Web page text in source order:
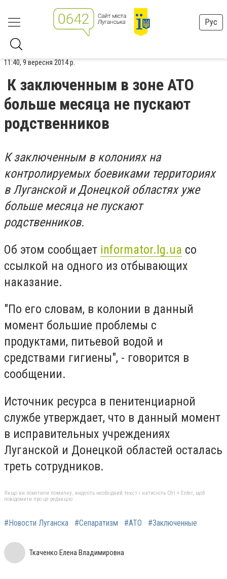
Рус
11:40, 9 вересня 2014 р.
К заключенным в зоне АТО
больше месяца не пускают
родственников
К заключенным в колониях на
контролируемых боевиками территориях
в Луганской и Донецкой областях уже
больше месяца не пускают
родственников.
Об этом сообщает informator.lg.ua со
ссылкой на одного из отбывающих
наказание.
"По его словам, в колонии в данный
момент большие проблемы с
продуктами, питьевой водой и
средствами гигиены", - говорится в
сообщении.
Источник ресурса в пенитенциарной
службе утверждает, что в данный момент
в исправительных учреждениях
Луганской и Донецкой областей осталась
треть сотрудников.
Якщо ви помітили помилку, виділіть необхідний текст і натисніть Ctrl + Enter, щоб
повідомити про це редакцію
#Новости Луганска #Сепаратизм #АТО #Заключенные
Ткаченко Елена Владимировна